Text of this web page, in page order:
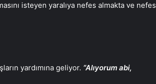
isteyen yaralıya nefes almakta ve nefes
yardımına geliyor. “Alıyorum abi,